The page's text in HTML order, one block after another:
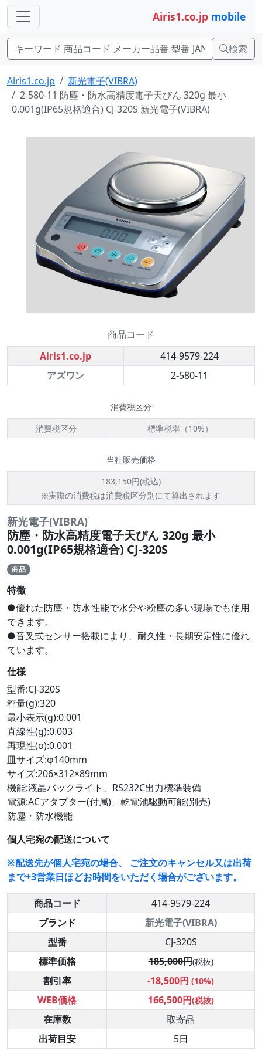
Airis1.co.jp mobile
検索
Airis1.co.jp
新光電子(VIBRA)
2-580-11 防塵・防水高精度電子天びん 320g 最小
0.001g(IP65規格適合) CJ-320S 新光電子(VIBRA)
商品コード
Airis1.co.jp
414-9579-224
アズワン
2-580-11
消費税区分
消費税区分
標準税率（10%）
当社販売価格
183,150円(税込)
※実際の消費税は消費税区分別にて算出されます
新光電子(VIBRA)
防塵・防水高精度電子天びん 320g 最小
0.001g(IP65規格適合) CJ-320S
商品
特徴
●優れた防塵・防水性能で水分や粉塵の多い現場でも使用
できます。
●音叉式センサー搭載により、耐久性・長期安定性に優れ
ています。
仕様
型番:CJ-320S
秤量(g):320
最小表示(g):0.001
直線性(g):0.003
再現性(σ):0.001
皿サイズ:φ140mm
サイズ:206×312×89mm
機能:液晶バックライト、RS232C出力標準装備
電源:ACアダプター(付属)、乾電池駆動可能(別売)
防塵・防水機能
個人宅宛の配送について
※配送先が個人宅宛の場合、 ご注文のキャンセル又は出荷
まで+3営業日ほどお時間をいただく場合がございます。
商品コード
414-9579-224
ブランド
新光電子(VIBRA)
型番
CJ-320S
標準価格
185,000円(税抜)
割引率 -18,500円 (10%)
WEB価格 166,500円(税抜)
在庫数
取寄品
出荷目安
5日